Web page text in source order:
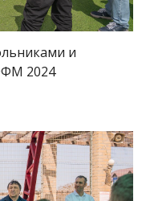
и
2024